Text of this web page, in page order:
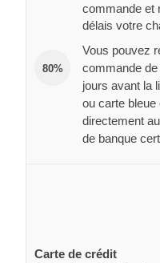
commande et
délais votre
80%
Vous pouvez
commande
jours avant la
ou carte bleue
directement
de banque
Carte de crédit